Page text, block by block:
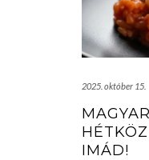
2025. október 15.
IMÁD!